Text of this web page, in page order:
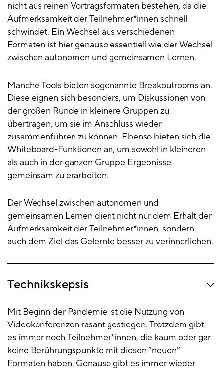
nicht aus reinen Vortragsformaten bestehen, da die
Aufmerksamkeit der Teilnehmer*innen schnell
schwindet. Ein Wechsel aus verschiedenen
Formaten ist hier genauso essentiell wie der Wechsel
zwischen autonomen und gemeinsamen Lernen.
Manche Tools bieten sogenannte Breakoutrooms an.
Diese eignen sich besonders, um Diskussionen von
der großen Runde in kleinere Gruppen zu
übertragen, um sie im Anschluss wieder
zusammenführen zu können. Ebenso bieten sich die
Whiteboard-Funktionen an, um sowohl in kleineren
als auch in der ganzen Gruppe Ergebnisse
gemeinsam zu erarbeiten.
Der Wechsel zwischen autonomen und
gemeinsamen Lernen dient nicht nur dem Erhalt der
Aufmerksamkeit der Teilnehmer*innen, sondern
auch dem Ziel das Gelernte besser zu verinnerlichen.
Technikskepsis
Mit Beginn der Pandemie ist die Nutzung von
Videokonferenzen rasant gestiegen. Trotzdem gibt
es immer noch Teilnehmer*innen, die kaum oder gar
keine Berührungspunkte mit diesen “neuen”
Formaten haben. Genauso gibt es immer wieder